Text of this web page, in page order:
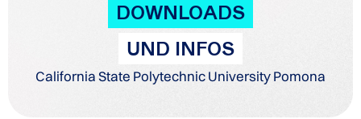
DOWNLOADS
UND INFOS
California State Polytechnic University Pomona